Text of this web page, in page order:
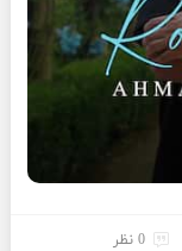
0 نظر